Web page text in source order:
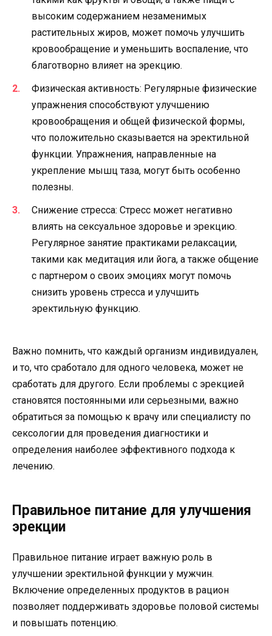
высоким содержанием незаменимых
растительных жиров, может помочь улучшить
кровообращение и уменьшить воспаление, что
благотворно влияет на эрекцию.
Физическая активность: Регулярные физические
упражнения способствуют улучшению
кровообращения и общей физической формы,
что положительно сказывается на эректильной
функции. Упражнения, направленные на
укрепление мышц таза, могут быть особенно
полезны.
Снижение стресса: Стресс может негативно
влиять на сексуальное здоровье и эрекцию.
Регулярное занятие практиками релаксации,
такими как медитация или йога, а также общение
с партнером о своих эмоциях могут помочь
снизить уровень стресса и улучшить
эректильную функцию.
Важно помнить, что каждый организм индивидуален,
и то, что сработало для одного человека, может не
сработать для другого. Если проблемы с эрекцией
становятся постоянными или серьезными, важно
обратиться за помощью к врачу или специалисту по
сексологии для проведения диагностики и
определения наиболее эффективного подхода к
лечению.
Правильное питание для улучшения
эрекции
Правильное питание играет важную роль в
улучшении эректильной функции у мужчин.
Включение определенных продуктов в рацион
позволяет поддерживать здоровье половой системы
и повышать потенцию.